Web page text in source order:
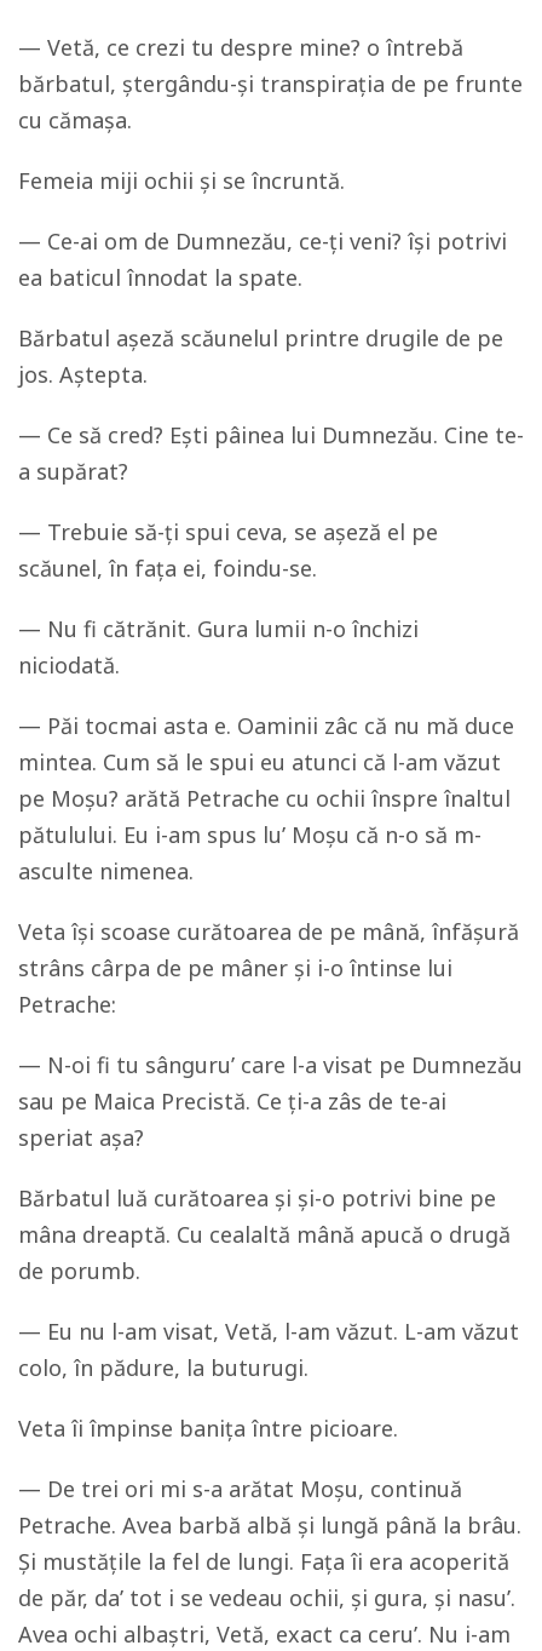
— Vetă, ce crezi tu despre mine? o întrebă
bărbatul, ștergându-și transpirația de pe frunte
cu cămașa.
Femeia miji ochii și se încruntă.
— Ce-ai om de Dumnezău, ce-ți veni? își potrivi
ea baticul înnodat la spate.
Bărbatul așeză scăunelul printre drugile de pe
jos. Aștepta.
— Ce să cred? Ești pâinea lui Dumnezău. Cine te-
a supărat?
— Trebuie să-ți spui ceva, se așeză el pe
scăunel, în fața ei, foindu-se.
— Nu fi cătrănit. Gura lumii n-o închizi
niciodată.
— Păi tocmai asta e. Oaminii zâc că nu mă duce
mintea. Cum să le spui eu atunci că l-am văzut
pe Moșu? arătă Petrache cu ochii înspre înaltul
pătulului. Eu i-am spus lu’ Moșu că n-o să m-
asculte nimenea.
Veta își scoase curătoarea de pe mână, înfășură
strâns cârpa de pe mâner și i-o întinse lui
Petrache:
— N-oi fi tu sânguru’ care l-a visat pe Dumnezău
sau pe Maica Precistă. Ce ți-a zâs de te-ai
speriat așa?
Bărbatul luă curătoarea și și-o potrivi bine pe
mâna dreaptă. Cu cealaltă mână apucă o drugă
de porumb.
— Eu nu l-am visat, Vetă, l-am văzut. L-am văzut
colo, în pădure, la buturugi.
Veta îi împinse banița între picioare.
— De trei ori mi s-a arătat Moșu, continuă
Petrache. Avea barbă albă și lungă până la brâu.
Și mustățile la fel de lungi. Fața îi era acoperită
de păr, da’ tot i se vedeau ochii, și gura, și nasu’.
Avea ochi albaștri, Vetă, exact ca ceru’. Nu i-am